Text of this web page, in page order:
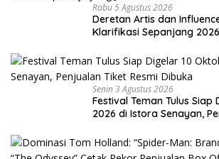
Rabu 5 Agustus 2026
Deretan Artis dan
Klarifikasi Sepanjang
Senin 3 Agustus 2026
Festival Teman Tulus
2026 di Istora Senayan,